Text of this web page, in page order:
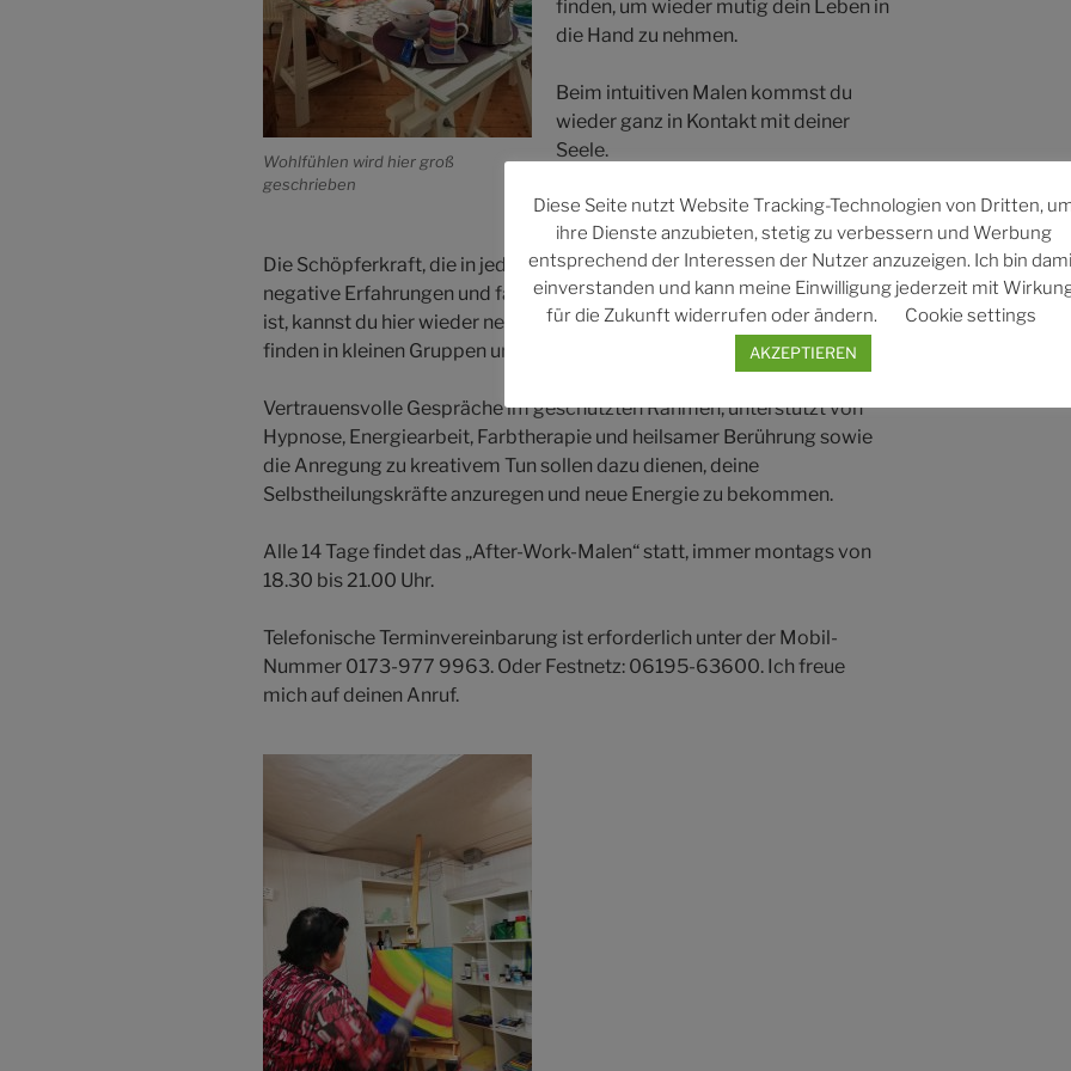
Wohlfühlen wird hier groß
geschrieben
finden, um wieder mutig dein Leben in
die Hand zu nehmen.
Beim intuitiven Malen kommst du
wieder ganz in Kontakt mit deiner
Seele.
Die Schöpferkraft, die in jedem Menschen angelegt ist, jedoch durch
negative Erfahrungen und falsche Glaubenssätze verloren gegangen
ist, kannst du hier wieder neu entdecken und aktivieren. Die Workshops
finden in kleinen Gruppen und als Einzelworkshops statt.
Vertrauensvolle Gespräche im geschützten Rahmen, unterstützt von
Hypnose, Energiearbeit, Farbtherapie und heilsamer Berührung sowie
die Anregung zu kreativem Tun sollen dazu dienen, deine
Selbstheilungskräfte anzuregen und neue Energie zu bekommen.
Alle 14 Tage findet das „After-Work-Malen“ statt, immer montags von
18.30 bis 21.00 Uhr.
Telefonische Terminvereinbarung ist erforderlich unter der Mobil-
Nummer 0173-977 9963. Oder Festnetz: 06195-63600. Ich freue
mich auf deinen Anruf.
Diese Seite nutzt Website Tracking-Technologien von Dritten,
ihre Dienste anzubieten, stetig zu verbessern und Werbung
entsprechend der Interessen der Nutzer anzuzeigen. Ich bin
einverstanden und kann meine Einwilligung jederzeit mit
für die Zukunft widerrufen oder ändern.
Cookie settings
AKZEPTIEREN